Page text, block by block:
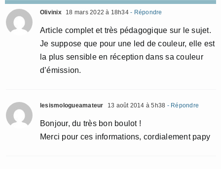
Olivinix 18 mars 2022 à 18h34- Répondre
Article complet et très pédagogique sur le sujet.
Je suppose que pour une led de couleur, elle est
la plus sensible en réception dans sa couleur
d’émission.
lesismologueamateur 13 août 2014 à 5h38 - Répondre
Bonjour, du très bon boulot !
Merci pour ces informations, cordialement papy